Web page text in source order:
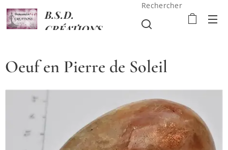
B.S.D.
CRÉATIONS
Rechercher
Oeuf en Pierre de Soleil